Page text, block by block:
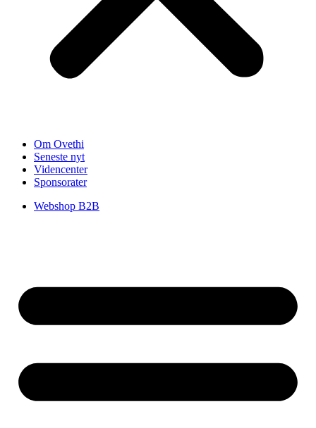
Om Ovethi
Seneste nyt
Videncenter
Sponsorater
Webshop B2B